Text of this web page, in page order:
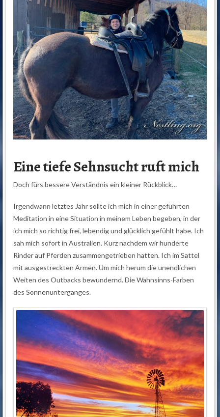
Eine tiefe Sehnsucht ruft mich
Doch fürs bessere Verständnis ein kleiner Rückblick…
Irgendwann letztes Jahr sollte ich mich in einer geführten
Meditation in eine Situation in meinem Leben begeben, in der
ich mich so richtig frei, lebendig und glücklich gefühlt habe. Ich
sah mich sofort in Australien. Kurz nachdem wir hunderte
Rinder auf Pferden zusammengetrieben hatten. Ich im Sattel
mit ausgestreckten Armen. Um mich herum die unendlichen
Weiten des Outbacks bewundernd. Die Wahnsinns-Farben
des Sonnenunterganges.